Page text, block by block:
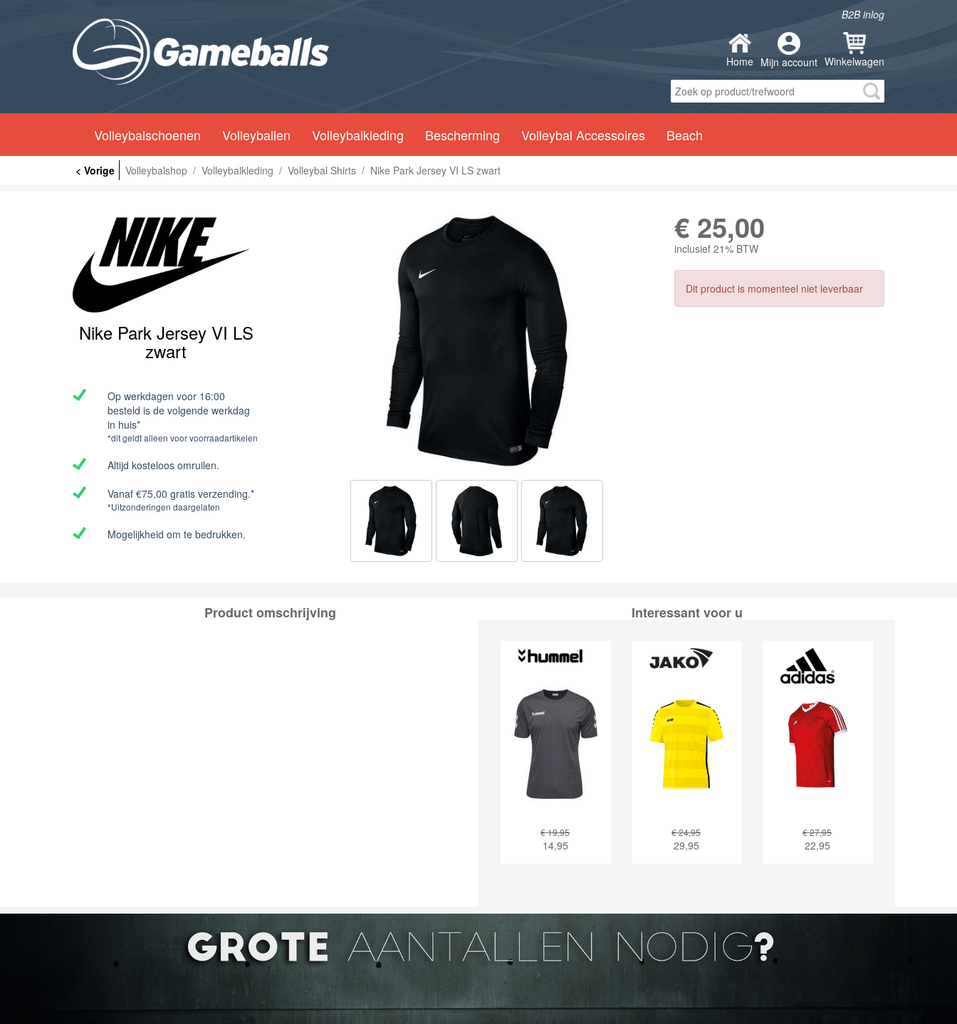
B2B inlog
Home Mijn account Winkelwagen
Volleybalschoenen Volleyballen Volleybalkleding Bescherming Volleybal Accessoires Beach
< Vorige Volleybalshop / Volleybalkleding / Volleybal Shirts / Nike Park Jersey VI LS zwart
Nike Park Jersey VI LS
zwart
Op werkdagen voor 16:00
besteld is de volgende werkdag
in huis*
*dit geldt alleen voor voorraadartikelen
Altijd kosteloos omruilen.
Vanaf €75,00 gratis verzending.*
*Uitzonderingen daargelaten
Mogelijkheid om te bedrukken.
€ 25,00
inclusief 21% BTW
Dit product is momenteel niet leverbaar
Product omschrijving Interessant voor u
€ 19,95
14,95
€ 24,95
29,95
€ 27,95
22,95